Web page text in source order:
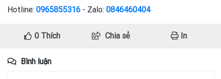
Hotline: 0965855316 - Zalo: 0846460404
0Thích Chia sẻ In
Bình luận